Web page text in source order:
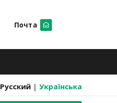
Почта
Русский | Українська